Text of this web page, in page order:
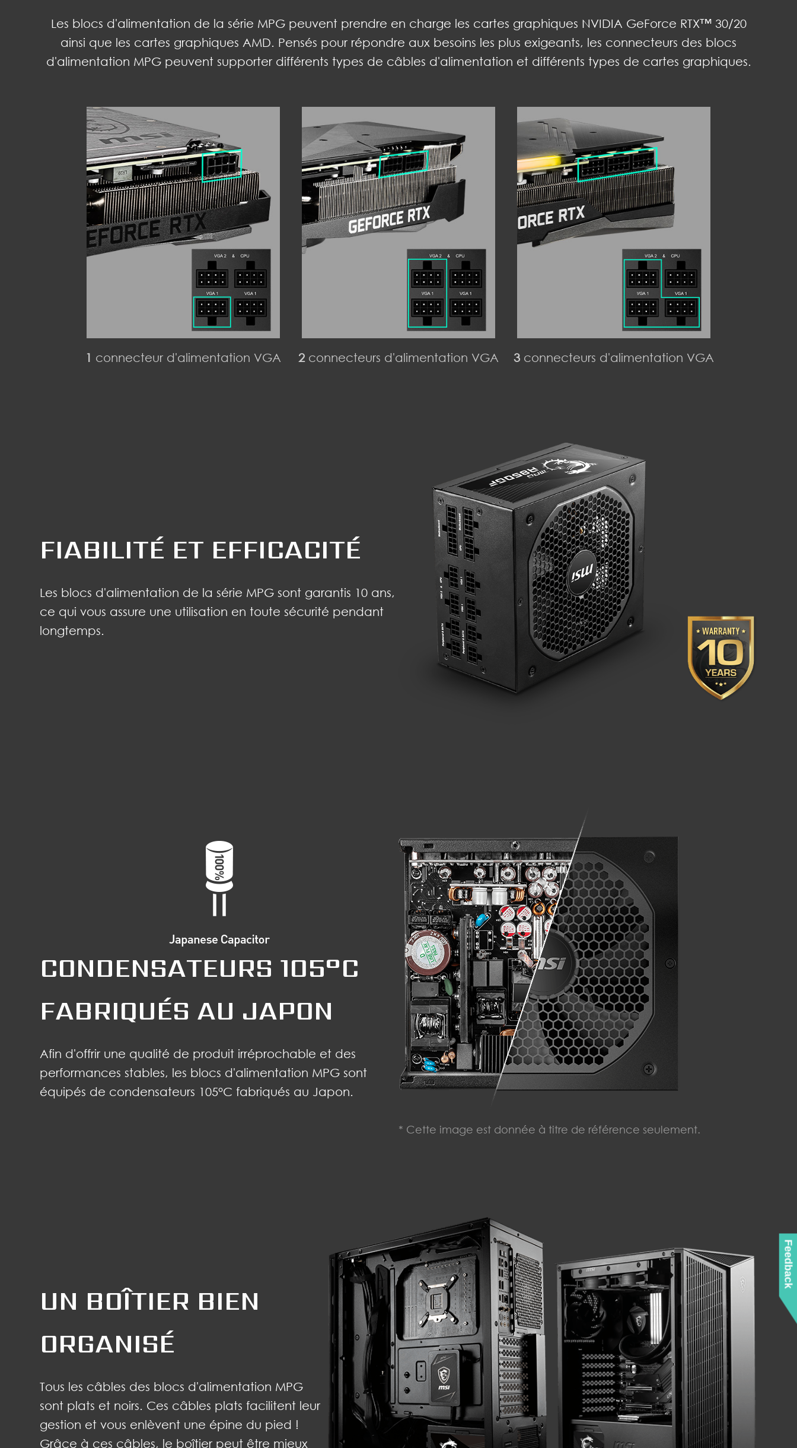
Les blocs d'alimentation de la série MPG peuvent prendre en charge les cartes graphiques NVIDIA GeForce RTX™ 30/20
ainsi que les cartes graphiques AMD. Pensés pour répondre aux besoins les plus exigeants, les connecteurs des blocs
d'alimentation MPG peuvent supporter différents types de câbles d'alimentation et différents types de cartes graphiques.
1 connecteur d'alimentation VGA 2 connecteurs d'alimentation VGA 3connecteurs d'alimentation VGA
FIABILITÉ ET EFFICACITÉ
Les blocs d'alimentation de la série MPG sont garantis 10 ans,
ce qui vous assure une utilisation en toute sécurité pendant
longtemps.
* Cette image est donnée à titre de référence seulement.
CONDENSATEURS 105°C
FABRIQUÉS AU JAPON
Afin d'offrir une qualité de produit irréprochable et des
performances stables, les blocs d'alimentation MPG sont
équipés de condensateurs 105°C fabriqués au Japon.
UN BOÎTIER BIEN
ORGANISÉ
Tous les câbles des blocs d'alimentation MPG
sont plats et noirs. Ces câbles plats facilitent leur
gestion et vous enlèvent une épine du pied !
Grâce à ces câbles, le boîtier peut être mieux
Feedback